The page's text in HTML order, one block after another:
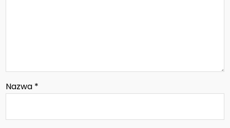
Nazwa *